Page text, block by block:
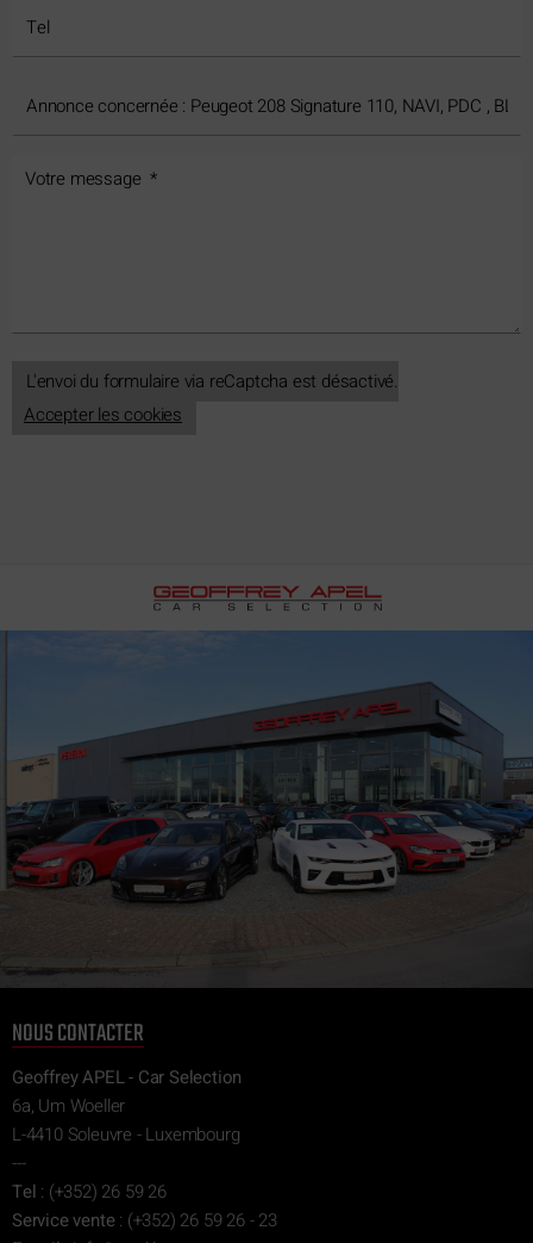
L'envoi du formulaire via reCaptcha est désactivé.
Accepter les cookies
NOUS CONTACTER
Geoffrey APEL - Car Selection
6a, Um Woeller
L-4410 Soleuvre - Luxembourg
---
Tel : (+352) 26 59 26
Service vente: (+352) 26 59 26 - 23